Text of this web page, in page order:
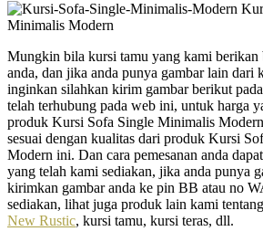
Mungkin bila kursi tamu yang kami berikan
anda, dan jika anda punya gambar lain dari
inginkan silahkan kirim gambar berikut
telah terhubung pada web ini, untuk harga
produk Kursi Sofa Single Minimalis
sesuai dengan kualitas dari produk Kursi
Modern ini. Dan cara pemesanan anda
yang telah kami sediakan, jika anda punya
kirimkan gambar anda ke pin BB atau no
sediakan, lihat juga produk lain kami tentang
New Rustic, kursi tamu, kursi teras, dll.